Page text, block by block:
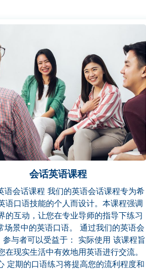
会话英语课程
语会话课程 我们的英语会话课程专为希
语口语技能的个人而设计。本课程强调
的互动，让您在专业导师的指导下练习
场景中的英语口语。 通过我们的英语会
参与者可以受益于： 实际使用 该课程旨
在现实生活中有效地用英语进行交流。
定期的口语练习将提高您的流利程度和